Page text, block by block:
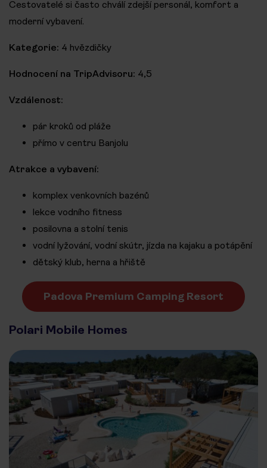
Cestovatelé si často chválí zdejší personál, komfort a
moderní vybavení.
Kategorie: 4 hvězdičky
Hodnocení na TripAdvisoru: 4,5
Vzdálenost:
pár kroků od pláže
přímo v centru Banjolu
Atrakce a vybavení:
komplex venkovních bazénů
lekce vodního fitness
posilovna a stolní tenis
vodní lyžování, vodní skútr, jízda na kajaku a potápění
dětský klub, herna a hřiště
Padova Premium Camping Resort
Polari Mobile Homes